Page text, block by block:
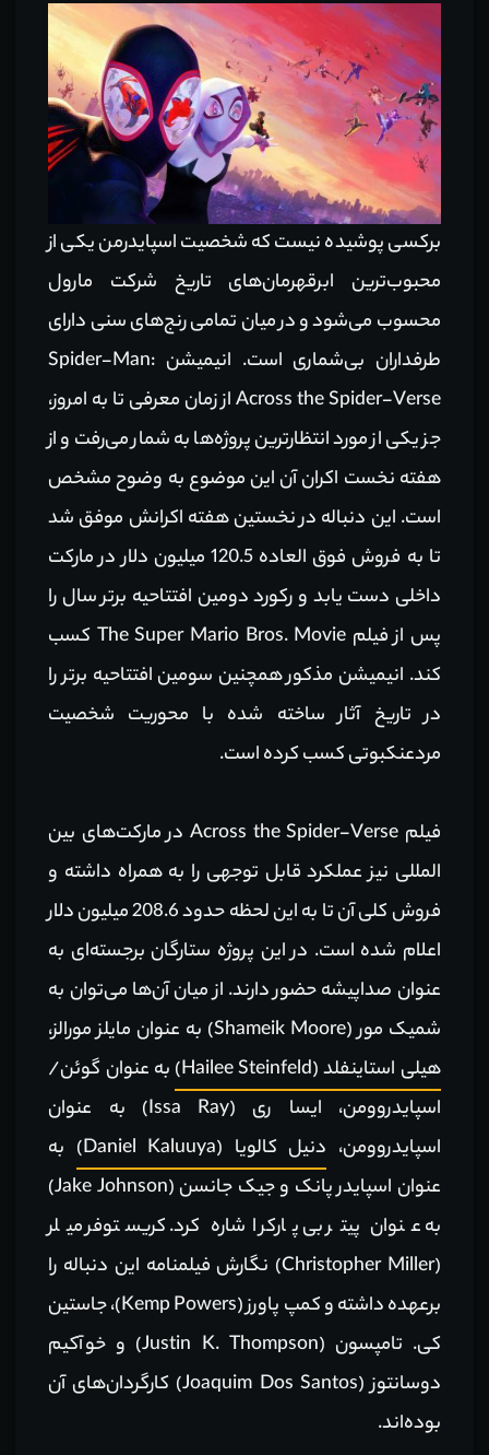
برکسی پوشیده نیست که شخصیت اسپایدرمن یکی از
محبوب‌ترین ابرقهرمان‌های تاریخ شرکت مارول
محسوب می‌شود و در میان تمامی رنج‌های سنی دارای
طرفداران بی‌شماری است. انیمیشن Spider-Man:
Across the Spider-Verse از زمان معرفی تا به امروز،
جز یکی از مورد انتظارترین پروژه‌ها به شمار می‌رفت و از
هفته نخست اکران آن این موضوع به وضوح مشخص
است. این دنباله در نخستین هفته اکرانش موفق شد
تا به فروش فوق العاده 120.5 میلیون دلار در مارکت
داخلی دست یابد و رکورد دومین افتتاحیه برتر سال را
پس از فیلم The Super Mario Bros. Movie کسب
کند. انیمیشن مذکور همچنین سومین افتتاحیه برتر را
در تاریخ آثار ساخته شده با محوریت شخصیت
مردعنکبوتی کسب کرده است.
فیلم Across the Spider-Verse در مارکت‌های بین
المللی نیز عملکرد قابل توجهی را به همراه داشته و
فروش کلی آن تا به این لحظه حدود 208.6 میلیون دلار
اعلام شده است. در این پروژه ستارگان برجسته‌ای به
عنوان صداپیشه حضور دارند. از میان آن‌ها می‌توان به
شمیک مور (Shameik Moore) به عنوان مایلز مورالز،
هیلی استاینفلد (Hailee Steinfeld)
به عنوان گوئن/
اسپایدروومن، ایسا ری (Issa Ray) به عنوان
اسپایدروومن، دنیل کالویا (Daniel Kaluuya)
به
عنوان اسپایدر پانک و جیک جانسن (Jake Johnson)
به عنوان پیتر بی پارکر اشاره کرد. کریستوفر میلر
(Christopher Miller) نگارش فیلمنامه این دنباله را
برعهده داشته و کمپ پاورز (Kemp Powers)، جاستین
کی. تامپسون (Justin K. Thompson) و خوآکیم
دوسانتوز (Joaquim Dos Santos) کارگردان‌های آن
بوده‌اند.